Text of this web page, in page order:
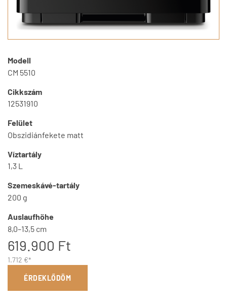
Modell
CM 5510
Cikkszám
12531910
Felület
Obszidiánfekete matt
Víztartály
1,3 L
Szemeskávé-tartály
200 g
Auslaufhöhe
8,0–13,5 cm
619.900 Ft
1.712 €*
ÉRDEKLŐDÖM